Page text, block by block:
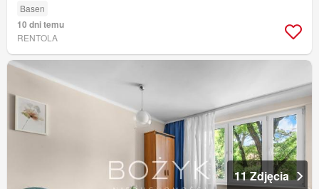
Basen
10 dni temu
RENTOLA
11 Zdjęcia